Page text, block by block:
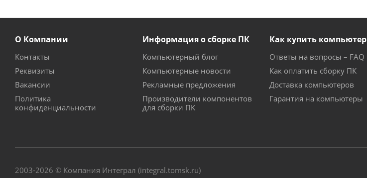
О Компании
Контакты
Реквизиты
Вакансии
Политика
конфиденциальности
Информация о сборке ПК
Компьютерный блог
Компьютерные новости
Рекламные предложения
Производители компонентов
для сборки ПК
Как купить компьютер
Ответы на вопросы – FAQ
Как оплатить сборку ПК
Доставка компьютеров
Гарантия на компьютеры
2003-2026 © Компания Интеграл (integral.tomsk.ru)